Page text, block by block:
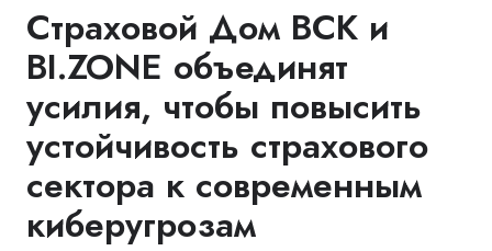
Страховой Дом ВСК и
BI.ZONE объединят
усилия, чтобы повысить
устойчивость страхового
сектора к современным
киберугрозам